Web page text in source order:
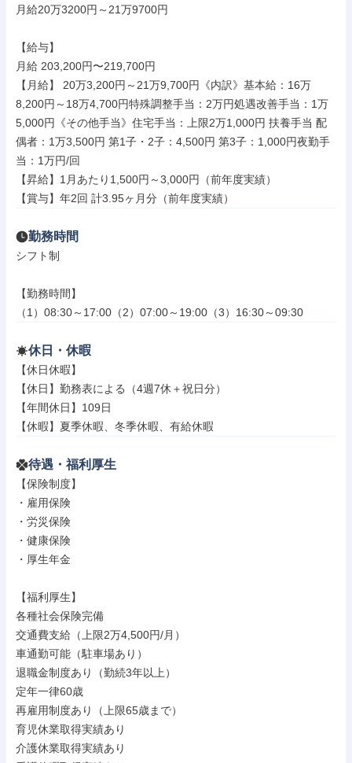
月給20万3200円～21万9700円
【給与】
月給 203,200円〜219,700円
【月給】 20万3,200円～21万9,700円《内訳》基本給：16万
8,200円～18万4,700円特殊調整手当：2万円処遇改善手当：1万
5,000円《その他手当》住宅手当：上限2万1,000円 扶養手当 配
偶者：1万3,500円 第1子・2子：4,500円 第3子：1,000円夜勤手
当：1万円/回
【昇給】1月あたり1,500円～3,000円（前年度実績）
【賞与】年2回 計3.95ヶ月分（前年度実績）
勤務時間
シフト制
【勤務時間】
（1）08:30～17:00（2）07:00～19:00（3）16:30～09:30
休日・休暇
【休日休暇】
【休日】勤務表による（4週7休＋祝日分）
【年間休日】109日
【休暇】夏季休暇、冬季休暇、有給休暇
待遇・福利厚生
【保険制度】
・雇用保険
・労災保険
・健康保険
・厚生年金
【福利厚生】
各種社会保険完備
交通費支給（上限2万4,500円/月）
車通勤可能（駐車場あり）
退職金制度あり（勤続3年以上）
定年一律60歳
再雇用制度あり（上限65歳まで）
育児休業取得実績あり
介護休業取得実績あり